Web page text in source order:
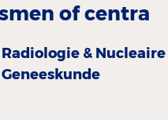
of centra
Radiologie & Nucleaire
Geneeskunde